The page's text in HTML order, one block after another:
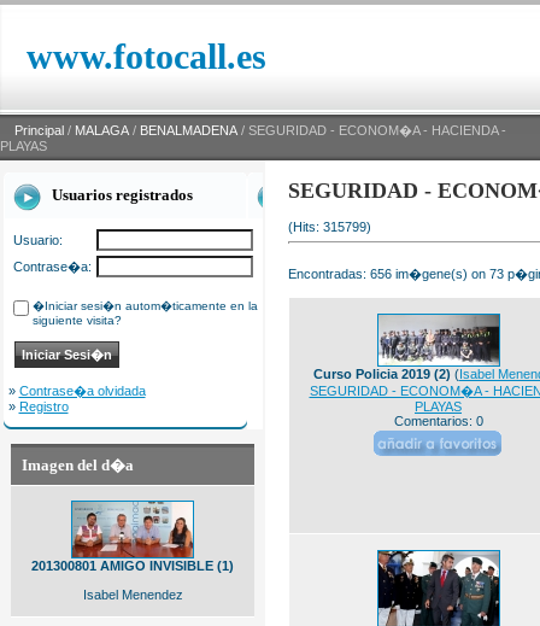
www.fotocall.es
Principal / MALAGA / BENALMADENA / SEGURIDAD - ECONOM�A - HACIENDA -
PLAYAS
Usuarios registrados
Usuario:
Contrase�a:
�Iniciar sesi�n autom�ticamente en la
siguiente visita?
» Contrase�a olvidada
» Registro
Imagen del d�a
201300801 AMIGO INVISIBLE (1)
Isabel Menendez
SEGURIDAD -
(Hits: 315799)
Encontradas: 656 im�gene(s) on 73
Curso Policia 2019 (2) (Isabel
SEGURIDAD - ECONOM�A -
PLAYAS
Comentarios: 0